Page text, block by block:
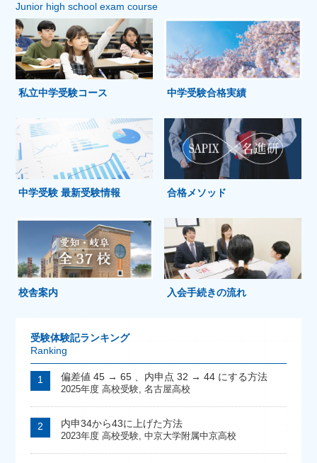
Junior high school exam course
私立中学受験コース 中学受験合格実績
中学受験 最新受験情報 合格メソッド
校舎案内 入会手続きの流れ
受験体験記ランキング
Ranking
偏差値 45 → 65 、内申点 32 → 44 にする方法
2025年度 高校受験, 名古屋高校
内申34から43に上げた方法
2023年度 高校受験, 中京大学附属中京高校